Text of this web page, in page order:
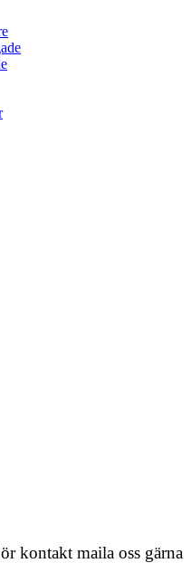
kontakt maila oss gärna